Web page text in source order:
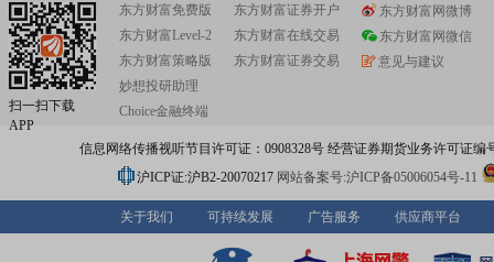
扫一扫下载
APP
东方财富免费版
东方财富Level-2
东方财富策略版
妙想投研助理
Choice金融终端
东方财富证券开户
东方财富在线交易
东方财富证券交易
东方财富网微博
东方财富网微信
意见与建议
信息网络传播视听节目许可证：0908328号 经营证券期货业务许可证编
沪ICP证:沪B2-20070217 网站备案号:沪ICP备05006054号-11
关于我们 可持续发展 广告服务 供应商平台